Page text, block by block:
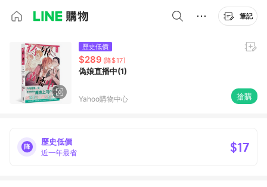
筆記
歷史低價
$289 (降$17)
偽娘直播中(1)
Yahoo購物中心 搶購
歷史低價
近一年最省 $17